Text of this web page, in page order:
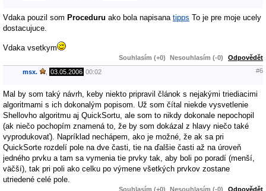
Vdaka pouzil som Proceduru ako bola napisana tipps To je pre moje ucely
dostacujuce.
Vdaka vsetkym
Souhlasím (+0) Nesouhlasím (-0) Odpovědět
msx. 03.05.2006 00:02 #6
Mal by som taký návrh, keby niekto pripravil článok s nejakými triediacimi
algoritmami s ich dokonalým popisom. Už som čítal niekde vysvetlenie
Shellovho algoritmu aj QuickSortu, ale som to nikdy dokonale nepochopil
(ak niečo pochopím znamená to, že by som dokázal z hlavy niečo také
vyprodukovať). Napríklad nechápem, ako je možné, že ak sa pri
QuickSorte rozdelí pole na dve časti, tie na ďalšie časti až na úroveň
jedného prvku a tam sa vymenia tie prvky tak, aby boli po poradí (menší,
väčší), tak pri poli ako celku po výmene všetkých prvkov zostane
utriedené celé pole.
Souhlasím (+0) Nesouhlasím (-0) Odpovědět